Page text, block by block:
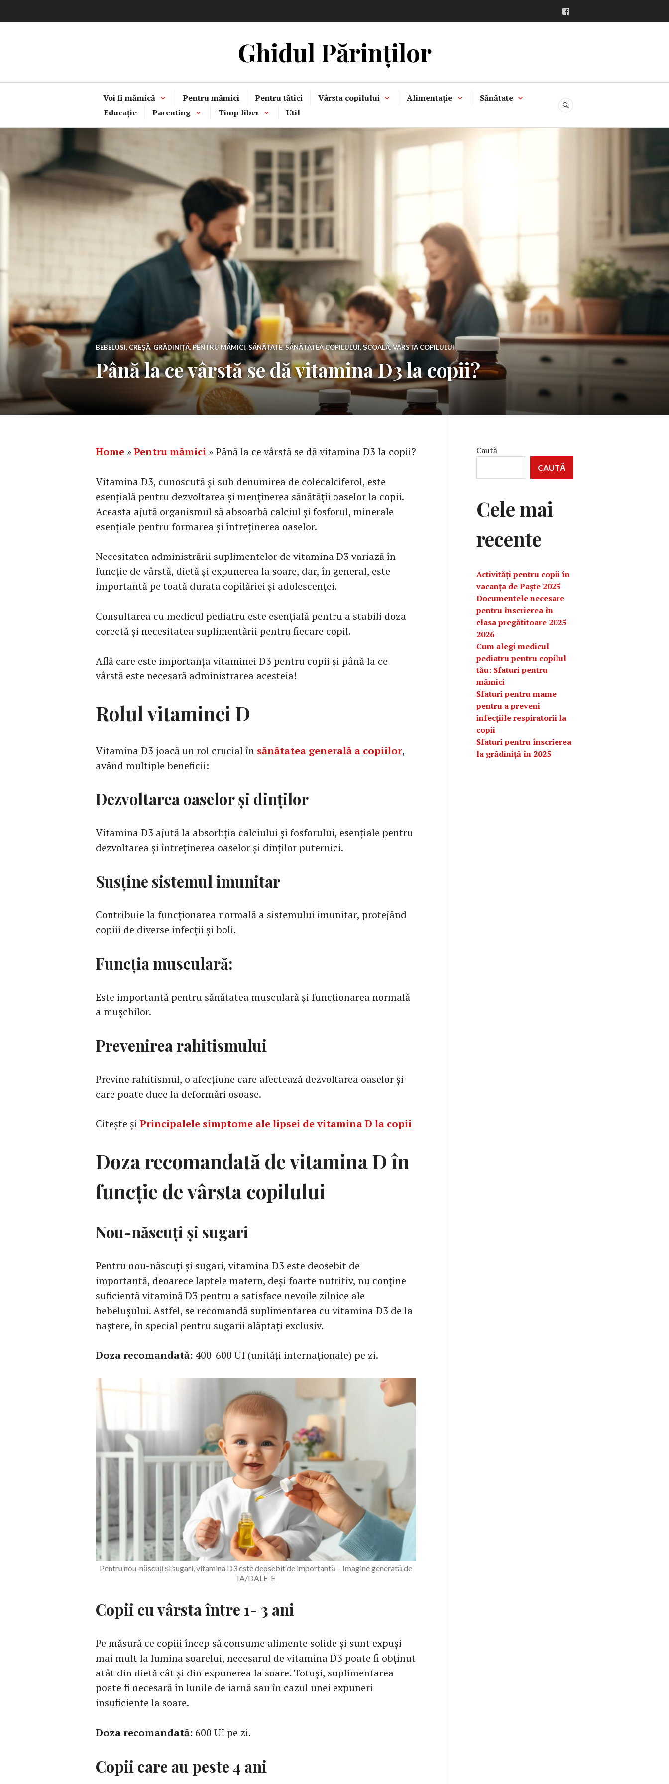
la
Ghidul Părinților
Voi fi mămică Pentru mămici Pentru tătici Vârsta copilului Alimentație
Sănătate
Educație
Parenting Timp liber Util
CĂUTARE
BEBELUSI, CREȘĂ, GRĂDINIȚĂ,PENTRU MĂMICI, SĂNĂTATE,SĂNĂTATEA COPILULUI, ȘCOALĂ,VÂRSTA COPILULUI
Până la ce vârstă se dă vitamina D3 la copii?
Home »Pentru mămici »Până la ce vârstă se dă vitamina D3 la copii?
Vitamina D3, cunoscută și sub denumirea de colecalciferol, este
esențială pentru dezvoltarea și menținerea sănătății oaselor la copii.
Aceasta ajută organismul să absoarbă calciul și fosforul, minerale
esențiale pentru formarea și întreținerea oaselor.
Necesitatea administrării suplimentelor de vitamina D3 variază în
funcție de vârstă, dietă și expunerea la soare, dar, în general, este
importantă pe toată durata copilăriei și adolescenței.
Consultarea cu medicul pediatru este esențială pentru a stabili doza
corectă și necesitatea suplimentării pentru fiecare copil.
Află care este importanța vitaminei D3 pentru copii și până la ce
vârstă este necesară administrarea acesteia!
Rolul vitaminei D
Vitamina D3 joacă un rol crucial în sănătatea generală a copiilor,
având multiple beneficii:
Dezvoltarea oaselor și dinților
Vitamina D3 ajută la absorbția calciului și fosforului, esențiale pentru
dezvoltarea și întreținerea oaselor și dinților puternici.
Susține sistemul imunitar
Contribuie la funcționarea normală a sistemului imunitar, protejând
copiii de diverse infecții și boli.
Funcția musculară:
Este importantă pentru sănătatea musculară și funcționarea normală
a mușchilor.
Prevenirea rahitismului
Previne rahitismul, o afecțiune care afectează dezvoltarea oaselor și
care poate duce la deformări osoase.
Citește și Principalele simptome ale lipsei de vitamina D la copii
Doza recomandată de vitamina D în
funcție de vârsta copilului
Nou-născuți și sugari
Pentru nou-născuți și sugari, vitamina D3 este deosebit de
importantă, deoarece laptele matern, deși foarte nutritiv, nu conține
suficientă vitamină D3 pentru a satisface nevoile zilnice ale
bebelușului. Astfel, se recomandă suplimentarea cu vitamina D3 de la
naștere, în special pentru sugarii alăptați exclusiv.
Doza recomandată: 400-600 UI (unități internaționale) pe zi.
Pentru nou-născuți și sugari, vitamina D3 este deosebit de importantă – Imagine generată de
IA/DALE-E
Copii cu vârsta între 1- 3 ani
Pe măsură ce copiii încep să consume alimente solide și sunt expuși
mai mult la lumina soarelui, necesarul de vitamina D3 poate fi obținut
atât din dietă cât și din expunerea la soare. Totuși, suplimentarea
poate fi necesară în lunile de iarnă sau în cazul unei expuneri
insuficiente la soare.
Doza recomandată: 600 UI pe zi.
Copii care au peste 4 ani
Caută
CAUTĂ
Cele mai
recente
Activități pentru copii în
vacanța de Paște 2025
Documentele necesare
pentru înscrierea în
clasa pregătitoare 2025-
2026
Cum alegi medicul
pediatru pentru copilul
tău: Sfaturi pentru
mămici
Sfaturi pentru mame
pentru a preveni
infecțiile respiratorii la
copii
Sfaturi pentru înscrierea
la grădiniță în 2025